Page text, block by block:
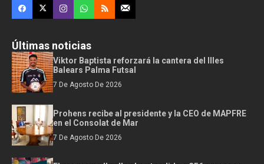
Últimas noticias
Viktor Baptista reforzará la cantera del Illes
Balears Palma Futsal
7 De Agosto De 2026
Prohens recibe al presidente y la CEO de MAPFRE
en el Consolat de Mar
7 De Agosto De 2026